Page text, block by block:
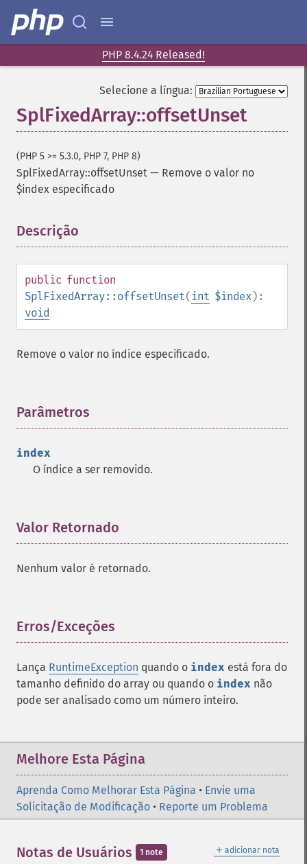
PHP 8.4.24 Released!
Selecione a língua:
SplFixedArray::offsetUnset
(PHP 5 >= 5.3.0, PHP 7, PHP 8)
SplFixedArray::offsetUnset — Remove o valor no
$index especificado
Descrição
public function
SplFixedArray::offsetUnset( int $index):
void
Remove o valor no índice especificado.
Parâmetros
index
O índice a ser removido.
Valor Retornado
Nenhum valor é retornado.
Erros/Exceções
Lança RuntimeException quando o index está fora do
tamanho definido do array ou quando o index não
pode ser analisado como um número inteiro.
Melhore Esta Página
Aprenda Como Melhorar Esta Página • Envie uma
Solicitação de Modificação • Reporte um Problema
＋ adicionar nota
Notas de Usuários 1 note